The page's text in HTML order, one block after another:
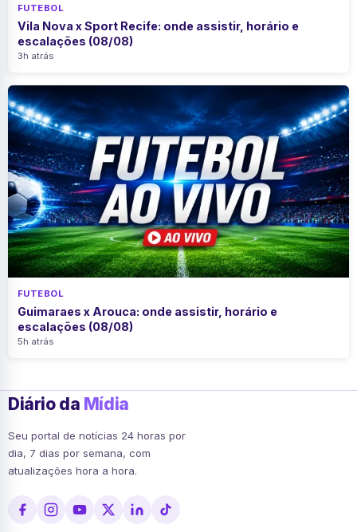
FUTEBOL
Vila Nova x Sport Recife: onde assistir, horário e
escalações (08/08)
3h atrás
FUTEBOL
Guimaraes x Arouca: onde assistir, horário e
escalações (08/08)
5h atrás
Diário da Mídia
Seu portal de notícias 24 horas por
dia, 7 dias por semana, com
atualizações hora a hora.